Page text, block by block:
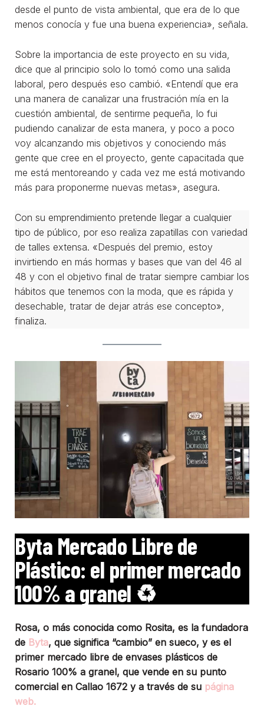
desde el punto de vista ambiental, que era de lo que
menos conocía y fue una buena experiencia», señala.
Sobre la importancia de este proyecto en su vida,
dice que al principio solo lo tomó como una salida
laboral, pero después eso cambió. «Entendí que era
una manera de canalizar una frustración mía en la
cuestión ambiental, de sentirme pequeña, lo fui
pudiendo canalizar de esta manera, y poco a poco
voy alcanzando mis objetivos y conociendo más
gente que cree en el proyecto, gente capacitada que
me está mentoreando y cada vez me está motivando
más para proponerme nuevas metas», asegura.
Con su emprendimiento pretende llegar a cualquier
tipo de público, por eso realiza zapatillas con variedad
de talles extensa. «Después del premio, estoy
invirtiendo en más hormas y bases que van del 46 al
48 y con el objetivo final de tratar siempre cambiar los
hábitos que tenemos con la moda, que es rápida y
desechable, tratar de dejar atrás ese concepto»,
finaliza.
Byta Mercado Libre de
Plástico: el primer mercado
100% a granel ♻
Rosa, o más conocida como Rosita, es la fundadora
de Byta, que significa “cambio” en sueco, y es el
primer mercado libre de envases plásticos de
Rosario 100% a granel, que vende en su punto
comercial en Callao 1672 y a través de su página
web.